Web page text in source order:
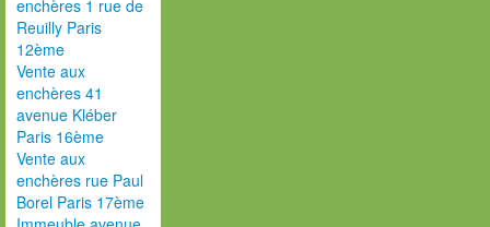
enchères 1 rue de
Reuilly Paris
12ème
Vente aux
enchères 41
avenue Kléber
Paris 16ème
Vente aux
enchères rue Paul
Borel Paris 17ème